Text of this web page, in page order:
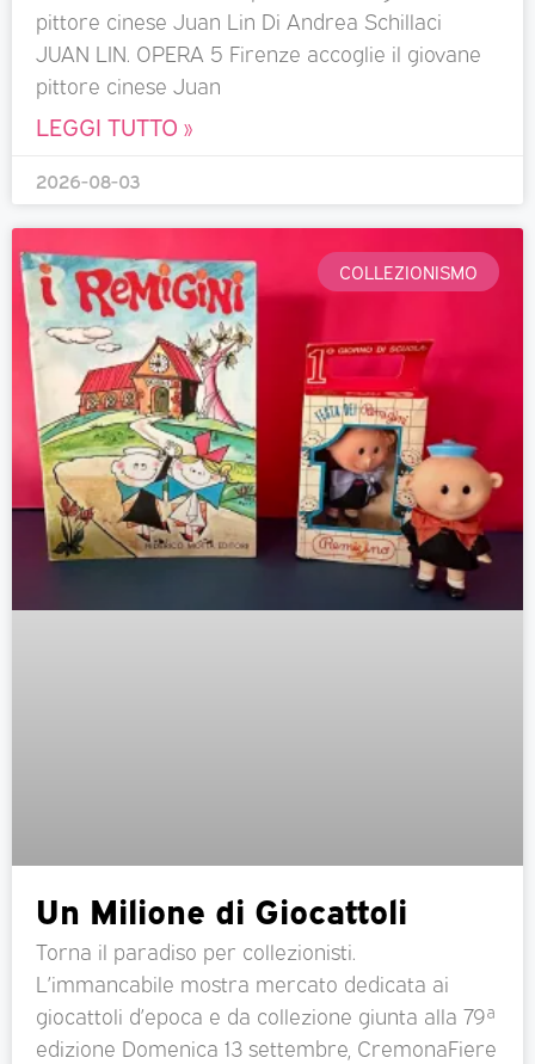
pittore cinese Juan Lin Di Andrea Schillaci
JUAN LIN. OPERA 5 Firenze accoglie il giovane
pittore cinese Juan
LEGGI TUTTO »
2026-08-03
COLLEZIONISMO
Un Milione di Giocattoli
Torna il paradiso per collezionisti.
L’immancabile mostra mercato dedicata ai
giocattoli d’epoca e da collezione giunta alla 79ª
edizione Domenica 13 settembre, CremonaFiere